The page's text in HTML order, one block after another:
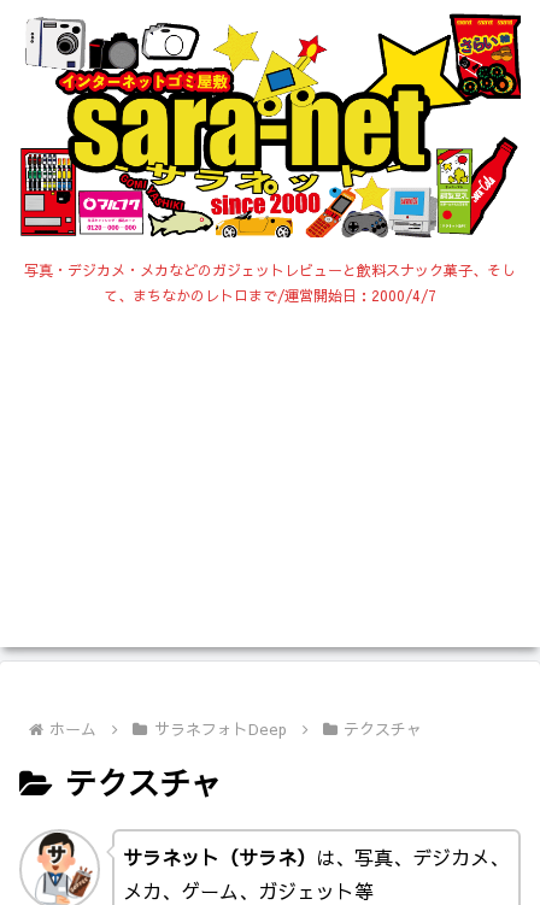
写真・デジカメ・メカなどのガジェットレビューと飲料スナック菓子、そし
て、まちなかのレトロまで/運営開始日：2000/4/7
ホーム サラネフォトDeep テクスチャ
テクスチャ
サラネット（サラネ） は、写真、デジカメ、
メカ、ゲーム、ガジェット等